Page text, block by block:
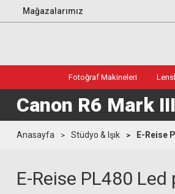
Mağazalarımız
Fotoğraf Makineleri
Canon R6 Mark III
Anasayfa Stüdyo & Işık E-Reise
E-Reise PL480 Led